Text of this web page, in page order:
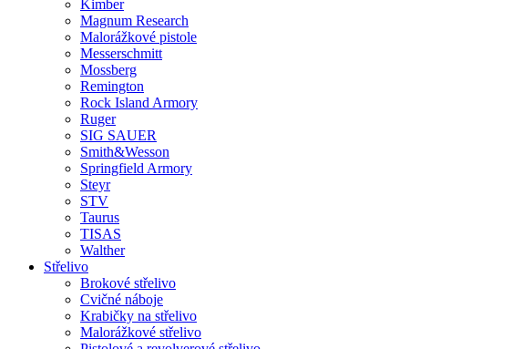
Kimber
Magnum Research
Malorážkové pistole
Messerschmitt
Mossberg
Remington
Rock Island Armory
Ruger
SIG SAUER
Smith&Wesson
Springfield Armory
Steyr
STV
Taurus
TISAS
Walther
Střelivo
Brokové střelivo
Cvičné náboje
Krabičky na střelivo
Malorážkové střelivo